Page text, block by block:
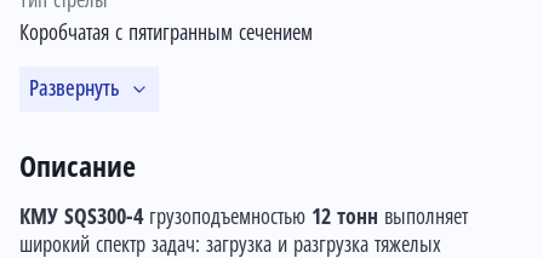
Коробчатая с пятигранным сечением
Развернуть
Описание
КМУ SQS300-4грузоподъемностью 12 тонн выполняет
широкий спектр задач: загрузка и разгрузка тяжелых